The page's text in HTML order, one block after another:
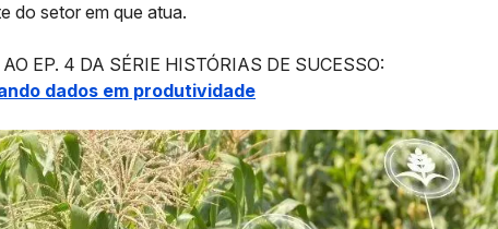
do setor em que atua.
EP. 4 DA SÉRIE HISTÓRIAS DE SUCESSO:
dados em produtividade